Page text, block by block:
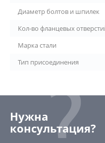
Диаметр болтов и шпилек
Кол-во фланцевых
Марка стали
Тип присоединения
Нужна
консультация?